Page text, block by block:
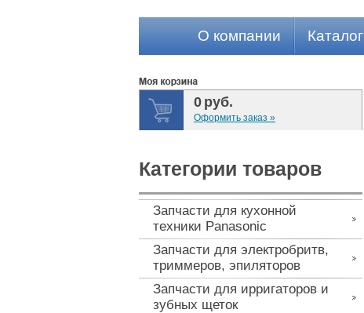
О компании Каталог
0 руб.
Оформить заказ »
Категории товаров
Запчасти для кухонной
техники Panasonic
Запчасти для электробритв,
триммеров, эпиляторов
Запчасти для ирригаторов и
зубных щеток